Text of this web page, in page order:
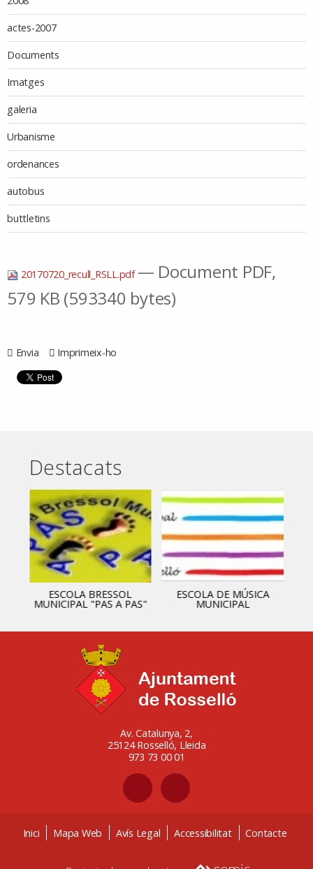
actes-2007
Documents
Imatges
galeria
Urbanisme
ordenances
autobus
buttletins
20170720_recull_RSLL.pdf — Document PDF,
579 KB (593340 bytes)
Envia Imprimeix-ho
Destacats
ESCOLA BRESSOL
MUNICIPAL "PAS A PAS"
ESCOLA DE MÚSICA
MUNICIPAL
Av. Catalunya, 2,
25124 Rosselló, Lleida
973 73 00 01
Inici Mapa Web Avís Legal Accessibilitat Contacte